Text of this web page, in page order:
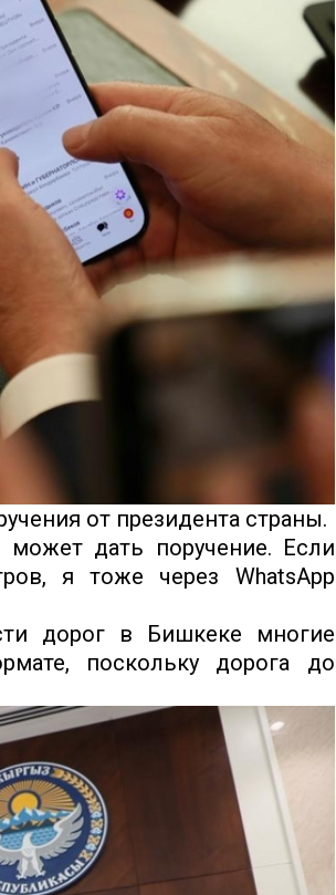
от президента страны.
дать поручение. Если
я тоже через WhatsApp
дорог в Бишкеке многие
поскольку дорога до